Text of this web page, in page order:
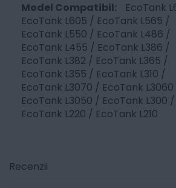
EcoTank
EcoTank L605 / EcoTank L565 /
EcoTank L550 / EcoTank L486 /
EcoTank L455 / EcoTank L386 /
EcoTank L382 / EcoTank L365 /
EcoTank L355 / EcoTank L310 /
EcoTank L3070 / EcoTank
EcoTank L3050 / EcoTank L300 /
EcoTank L220 / EcoTank L210
Recenzii